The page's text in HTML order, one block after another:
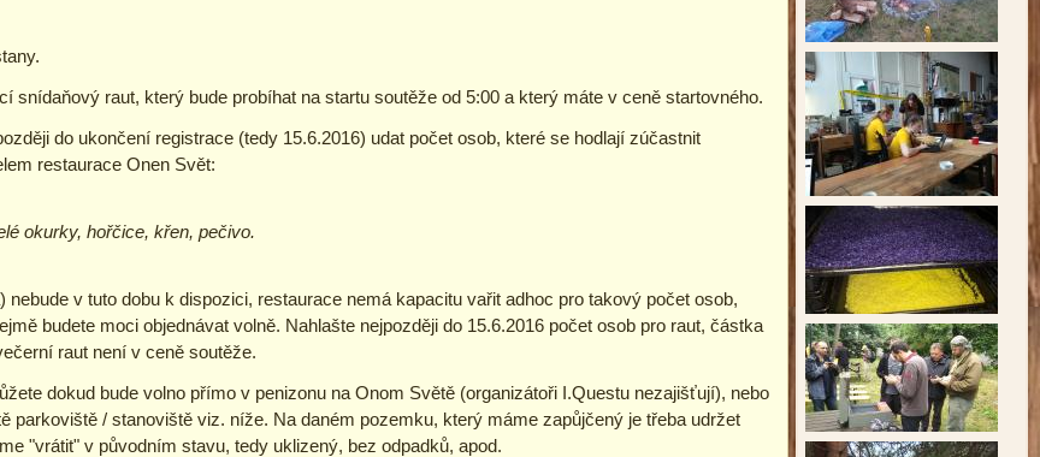
snídaňový raut, který bude probíhat na startu soutěže od 5:00 a který máte v ceně startovného.
do ukončení registrace (tedy 15.6.2016) udat počet osob, které se hodlají zúčastnit
restaurace Onen Svět:
okurky, hořčice, křen, pečivo.
nebude v tuto dobu k dispozici, restaurace nemá kapacitu vařit adhoc pro takový počet osob,
budete moci objednávat volně. Nahlašte nejpozději do 15.6.2016 počet osob pro raut, částka
raut není v ceně soutěže.
dokud bude volno přímo v penizonu na Onom Světě (organizátoři I.Questu nezajišťují), nebo
parkoviště / stanoviště viz. níže. Na daném pozemku, který máme zapůjčený je třeba udržet
"vrátit" v původním stavu, tedy uklizený, bez odpadků, apod.